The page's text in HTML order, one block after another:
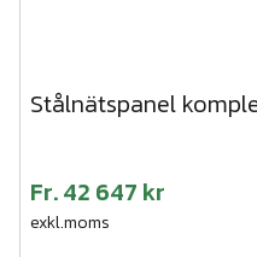
Stålnätspanel
Fr.42 647 kr
exkl.moms